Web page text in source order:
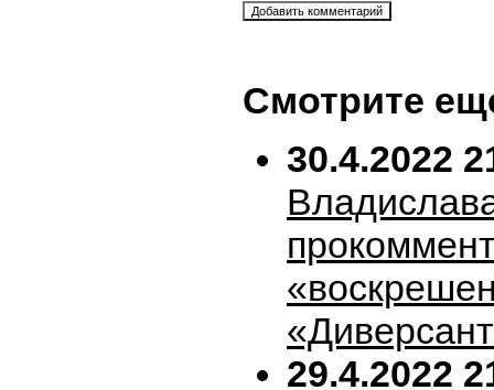
Смотрите
30.4.2022
29.4.2022